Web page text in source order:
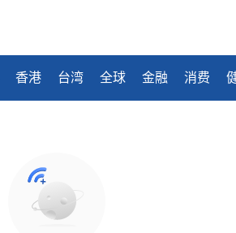
香港 台湾 全球 金融 消费